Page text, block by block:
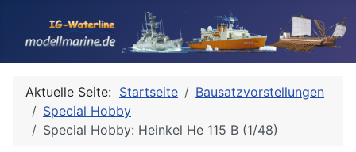
Aktuelle Seite: Startseite
Bausatzvorstellungen
Special Hobby
Special Hobby: Heinkel He 115 B (1/48)